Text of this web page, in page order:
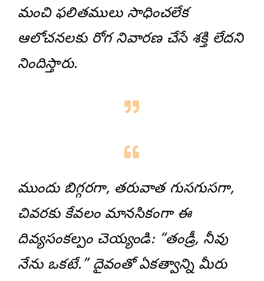
మంచి ఫలితములు సాధించలేక
ఆలోచనలకు రోగ నివారణ చేసే శక్తి లేదని
నిందిస్తారు.
ముందు బిగ్గరగా, తరువాత గుసగుసగా,
చివరకు కేవలం మానసికంగా ఈ
దివ్యసంకల్పం చెయ్యండి: “తండ్రీ, నీవు
నేను ఒకటే.” దైవంతో ఏకత్వాన్ని మీరు